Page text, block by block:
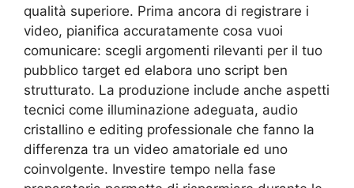
qualità superiore. Prima ancora di registrare i
video, pianifica accuratamente cosa vuoi
comunicare: scegli argomenti rilevanti per il tuo
pubblico target ed elabora uno script ben
strutturato. La produzione include anche aspetti
tecnici come illuminazione adeguata, audio
cristallino e editing professionale che fanno la
differenza tra un video amatoriale ed uno
coinvolgente. Investire tempo nella fase